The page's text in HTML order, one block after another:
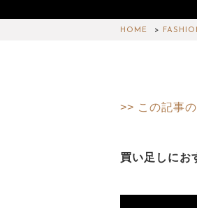
HOME
>> この記事
買い足しにお